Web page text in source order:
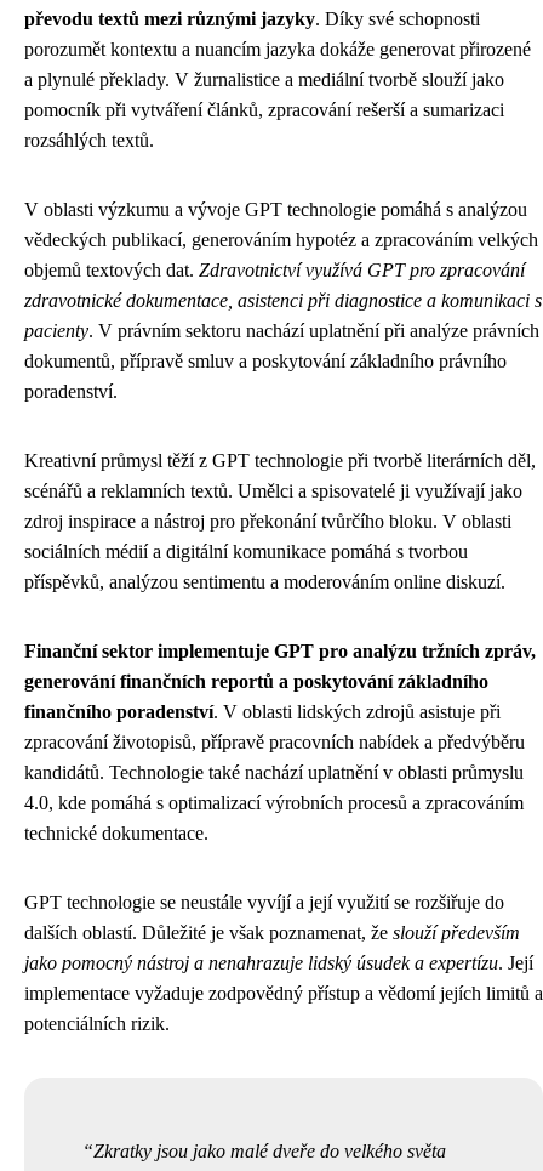
převodu textů mezi různými jazyky. Díky své schopnosti
porozumět kontextu a nuancím jazyka dokáže generovat přirozené
a plynulé překlady. V žurnalistice a mediální tvorbě slouží jako
pomocník při vytváření článků, zpracování rešerší a sumarizaci
rozsáhlých textů.
V oblasti výzkumu a vývoje GPT technologie pomáhá s analýzou
vědeckých publikací, generováním hypotéz a zpracováním velkých
objemů textových dat. Zdravotnictví využívá GPT pro zpracování
zdravotnické dokumentace, asistenci při diagnostice a komunikaci s
pacienty. V právním sektoru nachází uplatnění při analýze právních
dokumentů, přípravě smluv a poskytování základního právního
poradenství.
Kreativní průmysl těží z GPT technologie při tvorbě literárních děl,
scénářů a reklamních textů. Umělci a spisovatelé ji využívají jako
zdroj inspirace a nástroj pro překonání tvůrčího bloku. V oblasti
sociálních médií a digitální komunikace pomáhá s tvorbou
příspěvků, analýzou sentimentu a moderováním online diskuzí.
Finanční sektor implementuje GPT pro analýzu tržních zpráv,
generování finančních reportů a poskytování základního
finančního poradenství. V oblasti lidských zdrojů asistuje při
zpracování životopisů, přípravě pracovních nabídek a předvýběru
kandidátů. Technologie také nachází uplatnění v oblasti průmyslu
4.0, kde pomáhá s optimalizací výrobních procesů a zpracováním
technické dokumentace.
GPT technologie se neustále vyvíjí a její využití se rozšiřuje do
dalších oblastí. Důležité je však poznamenat, že slouží především
jako pomocný nástroj a nenahrazuje lidský úsudek a expertízu. Její
implementace vyžaduje zodpovědný přístup a vědomí jejích limitů a
potenciálních rizik.
Zkratky jsou jako malé dveře do velkého světa